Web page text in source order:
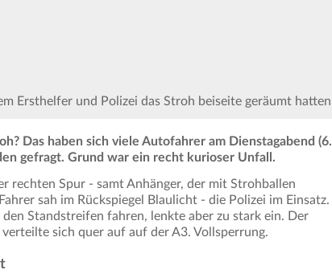
Ersthelfer und Polizei das Stroh beiseite geräumt hatten
Das haben sich viele Autofahrer am Dienstagabend (6.
gefragt. Grund war ein recht kurioser Unfall.
rechten Spur - samt Anhänger, der mit Strohballen
sah im Rückspiegel Blaulicht - die Polizei im Einsatz.
Standstreifen fahren, lenkte aber zu stark ein. Der
sich quer auf auf der A3. Vollsperrung.